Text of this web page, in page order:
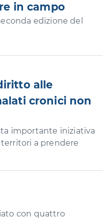
in campo
edizione del
alle
cronici non
importante iniziativa
a prendere
con quattro